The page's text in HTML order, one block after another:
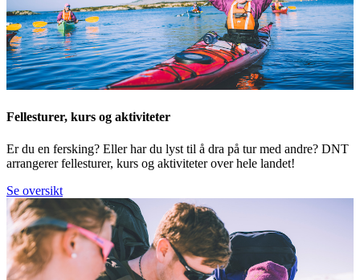
Fellesturer, kurs og aktiviteter
Er du en fersking? Eller har du lyst til å dra på tur med andre? DNT
arrangerer fellesturer, kurs og aktiviteter over hele landet!
Se oversikt